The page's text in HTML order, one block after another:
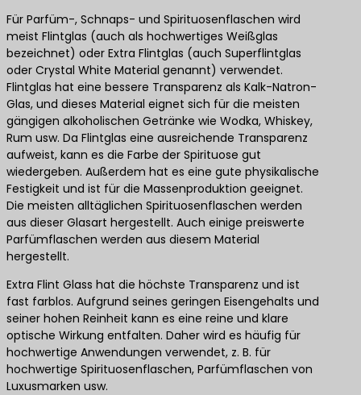
Für Parfüm-, Schnaps- und Spirituosenflaschen wird
meist Flintglas (auch als hochwertiges Weißglas
bezeichnet) oder Extra Flintglas (auch Superflintglas
oder Crystal White Material genannt) verwendet.
Flintglas hat eine bessere Transparenz als Kalk-Natron-
Glas, und dieses Material eignet sich für die meisten
gängigen alkoholischen Getränke wie Wodka, Whiskey,
Rum usw. Da Flintglas eine ausreichende Transparenz
aufweist, kann es die Farbe der Spirituose gut
wiedergeben. Außerdem hat es eine gute physikalische
Festigkeit und ist für die Massenproduktion geeignet.
Die meisten alltäglichen Spirituosenflaschen werden
aus dieser Glasart hergestellt. Auch einige preiswerte
Parfümflaschen werden aus diesem Material
hergestellt.
Extra Flint Glass hat die höchste Transparenz und ist
fast farblos. Aufgrund seines geringen Eisengehalts und
seiner hohen Reinheit kann es eine reine und klare
optische Wirkung entfalten. Daher wird es häufig für
hochwertige Anwendungen verwendet, z. B. für
hochwertige Spirituosenflaschen, Parfümflaschen von
Luxusmarken usw.